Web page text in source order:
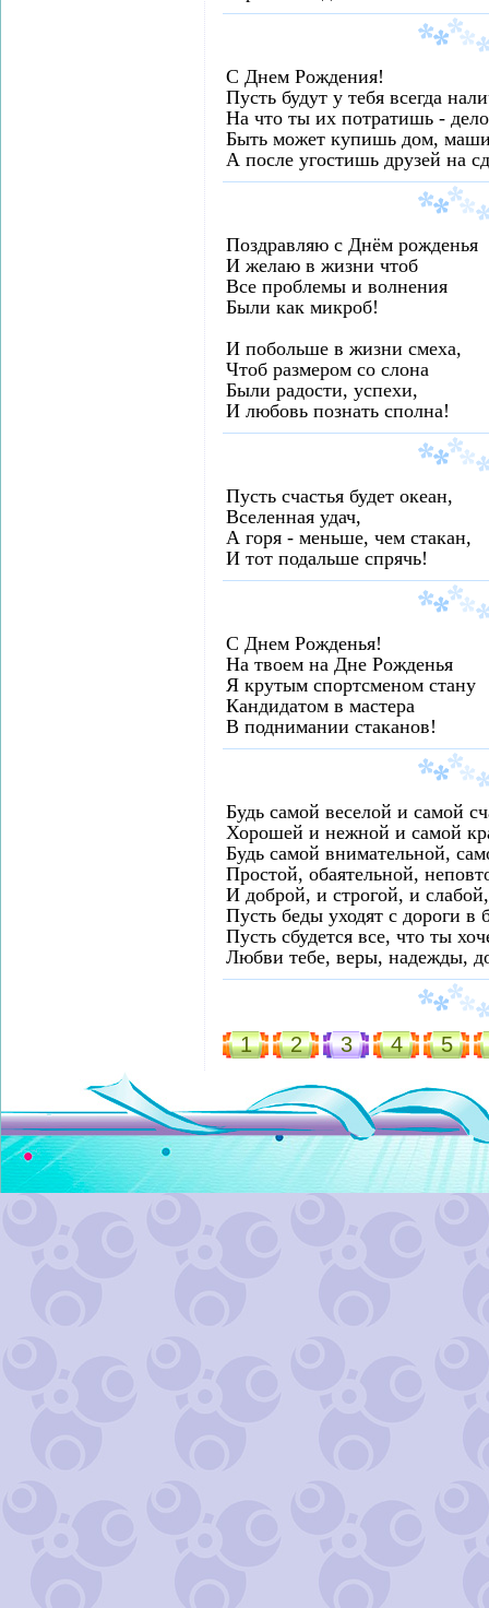
С Днем Рождения!
Пусть будут у тебя всегда
На что ты их потратишь -
Быть может купишь дом,
А после угостишь друзей на
Поздравляю с Днём рожденья
И желаю в жизни чтоб
Все проблемы и волнения
Были как микроб!
И побольше в жизни смеха,
Чтоб размером со слона
Были радости, успехи,
И любовь познать сполна!
Пусть счастья будет океан,
Вселенная удач,
А горя - меньше, чем стакан,
И тот подальше спрячь!
С Днем Рожденья!
На твоем на Дне Рожденья
Я крутым спортсменом стану
Кандидатом в мастера
В поднимании стаканов!
Будь самой веселой и самой
Хорошей и нежной и самой
Будь самой внимательной,
Простой, обаятельной,
И доброй, и строгой, и
Пусть беды уходят с дороги в
Пусть сбудется все, что ты
Любви тебе, веры, надежды,
1 2 3 4 5